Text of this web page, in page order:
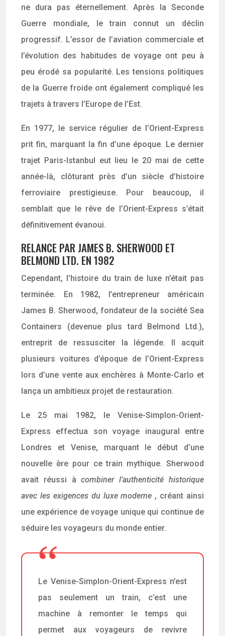
ne dura pas éternellement. Après la Seconde
Guerre mondiale, le train connut un déclin
progressif. L’essor de l’aviation commerciale et
l’évolution des habitudes de voyage ont peu à
peu érodé sa popularité. Les tensions politiques
de la Guerre froide ont également compliqué les
trajets à travers l’Europe de l’Est.
En 1977, le service régulier de l’Orient-Express
prit fin, marquant la fin d’une époque. Le dernier
trajet Paris-Istanbul eut lieu le 20 mai de cette
année-là, clôturant près d’un siècle d’histoire
ferroviaire prestigieuse. Pour beaucoup, il
semblait que le rêve de l’Orient-Express s’était
définitivement évanoui.
RELANCE PAR JAMES B. SHERWOOD ET
BELMOND LTD. EN 1982
Cependant, l’histoire du train de luxe n’était pas
terminée. En 1982, l’entrepreneur américain
James B. Sherwood, fondateur de la société Sea
Containers (devenue plus tard Belmond Ltd.),
entreprit de ressusciter la légende. Il acquit
plusieurs voitures d’époque de l’Orient-Express
lors d’une vente aux enchères à Monte-Carlo et
lança un ambitieux projet de restauration.
Le 25 mai 1982, le Venise-Simplon-Orient-
Express effectua son voyage inaugural entre
Londres et Venise, marquant le début d’une
nouvelle ère pour ce train mythique. Sherwood
avait réussi àcombiner l’authenticité historique
avec les exigences du luxe moderne , créant ainsi
une expérience de voyage unique qui continue de
séduire les voyageurs du monde entier.
Le Venise-Simplon-Orient-Express n’est
pas seulement un train, c’est une
machine à remonter le temps qui
permet aux voyageurs de revivre